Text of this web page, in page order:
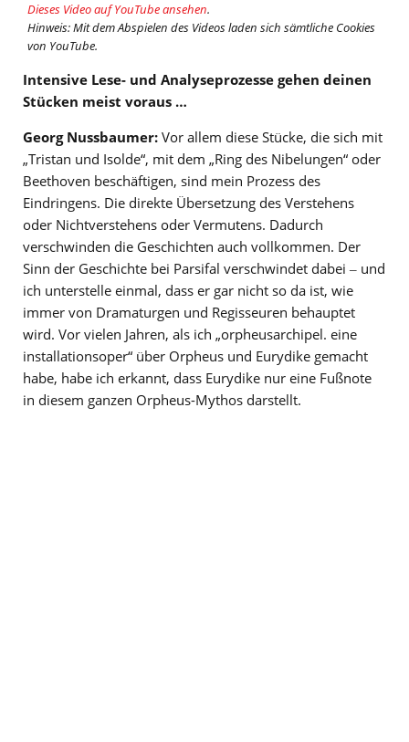
Dieses Video auf YouTube ansehen.
Hinweis: Mit dem Abspielen des Videos laden sich sämtliche Cookies
von YouTube.
Intensive Lese- und Analyseprozesse gehen deinen
Stücken meist voraus …
Georg Nussbaumer: Vor allem diese Stücke, die sich mit
„Tristan und Isolde“, mit dem „Ring des Nibelungen“ oder
Beethoven beschäftigen, sind mein Prozess des
Eindringens. Die direkte Übersetzung des Verstehens
oder Nichtverstehens oder Vermutens. Dadurch
verschwinden die Geschichten auch vollkommen. Der
Sinn der Geschichte bei Parsifal verschwindet dabei ‒ und
ich unterstelle einmal, dass er gar nicht so da ist, wie
immer von Dramaturgen und Regisseuren behauptet
wird. Vor vielen Jahren, als ich „orpheusarchipel. eine
installationsoper“ über Orpheus und Eurydike gemacht
habe, habe ich erkannt, dass Eurydike nur eine Fußnote
in diesem ganzen Orpheus-Mythos darstellt.